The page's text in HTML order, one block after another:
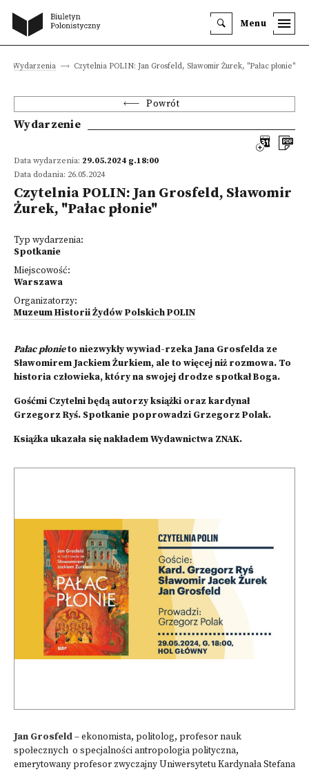
Menu
Wydarzenia Czytelnia POLIN: Jan Grosfeld, Sławomir Żurek, "Pałac płonie"
Powrót
Wydarzenie
Data wydarzenia: 29.05.2024 g.18:00
Data dodania: 26.05.2024
Czytelnia POLIN: Jan Grosfeld, Sławomir
Żurek, "Pałac płonie"
Typ wydarzenia:
Spotkanie
Miejscowość:
Warszawa
Organizatorzy:
Muzeum Historii Żydów Polskich POLIN
Pałac płonieto niezwykły wywiad-rzeka Jana Grosfelda ze
Sławomirem Jackiem Żurkiem, ale to więcej niż rozmowa. To
historia człowieka, który na swojej drodze spotkał Boga.
Gośćmi Czytelni będą autorzy książki oraz kardynał
Grzegorz Ryś. Spotkanie poprowadzi Grzegorz Polak.
Książka ukazała się nakładem Wydawnictwa ZNAK.
Jan Grosfeld– ekonomista, politolog, profesor nauk
społecznych o specjalności antropologia polityczna,
emerytowany profesor zwyczajny Uniwersytetu Kardynała Stefana